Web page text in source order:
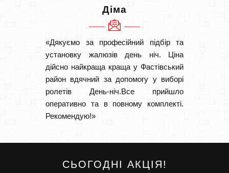
Діма
«Дякуємо за професійний підбір та
установку жалюзів день ніч. Ціна
дійсно найкраща краща у Фастівський
район вдячний за допомогу у виборі
ролетів День-ніч.Все прийшло
оперативно та в повному комплекті.
Рекомендую!»
СЬОГОДНІ АКЦІЯ!